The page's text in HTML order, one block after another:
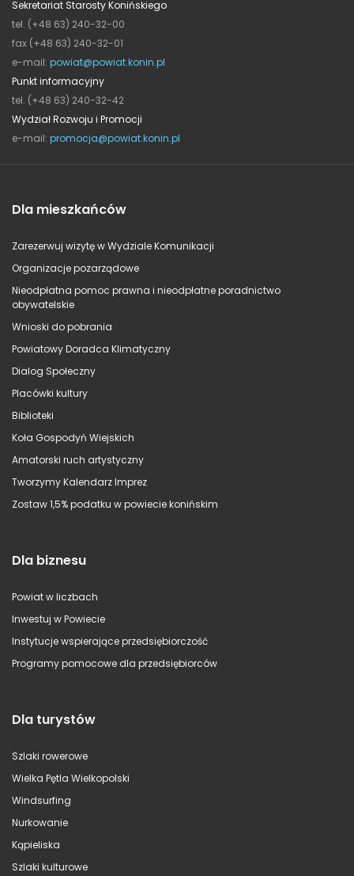
Sekretariat Starosty Konińskiego
tel. (+48 63) 240-32-00
fax (+48 63) 240-32-01
e-mail: powiat@powiat.konin.pl
Punkt informacyjny
tel. (+48 63) 240-32-42
Wydział Rozwoju i Promocji
e-mail: promocja@powiat.konin.pl
Dla mieszkańców
Zarezerwuj wizytę w Wydziale Komunikacji
Organizacje pozarządowe
Nieodpłatna pomoc prawna i nieodpłatne poradnictwo
obywatelskie
Wnioski do pobrania
Powiatowy Doradca Klimatyczny
Dialog Społeczny
Placówki kultury
Biblioteki
Koła Gospodyń Wiejskich
Amatorski ruch artystyczny
Tworzymy Kalendarz Imprez
Zostaw 1,5% podatku w powiecie konińskim
Dla biznesu
Powiat w liczbach
Inwestuj w Powiecie
Instytucje wspierające przedsiębiorczość
Programy pomocowe dla przedsiębiorców
Dla turystów
Szlaki rowerowe
Wielka Pętla Wielkopolski
Windsurfing
Nurkowanie
Kąpieliska
Szlaki kulturowe